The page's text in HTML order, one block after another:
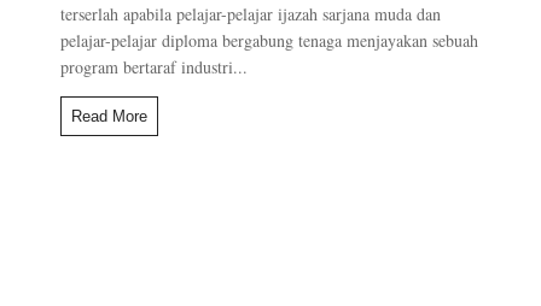
terserlah apabila pelajar-pelajar ijazah sarjana muda dan
pelajar-pelajar diploma bergabung tenaga menjayakan sebuah
program bertaraf industri...
Read More